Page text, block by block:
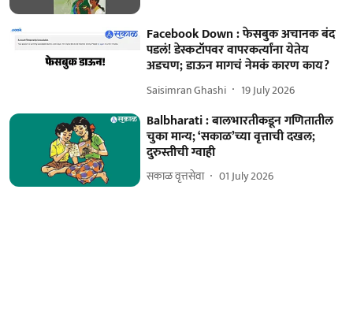
Facebook Down : फेसबुक अचानक बंद
पडलं! डेस्कटॉपवर वापरकर्त्यांना येतेय
अडचण; डाऊन मागचं नेमकं कारण काय?
Saisimran Ghashi 19 July 2026
Balbharati : बालभारतीकडून गणितातील
चुका मान्य; ‘सकाळ’च्या वृत्ताची दखल;
दुरुस्तीची ग्वाही
सकाळ वृत्तसेवा 01 July 2026